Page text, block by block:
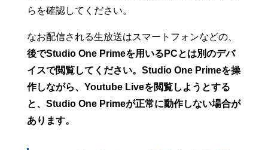
らを確認してください。
なお配信される生放送はスマートフォンなどの、
後でStudio One Primeを用いるPCとは別のデバ
イスで閲覧してください。Studio One Primeを操
作しながら、Youtube Liveを閲覧しようとする
と、Studio One Primeが正常に動作しない場合が
あります。